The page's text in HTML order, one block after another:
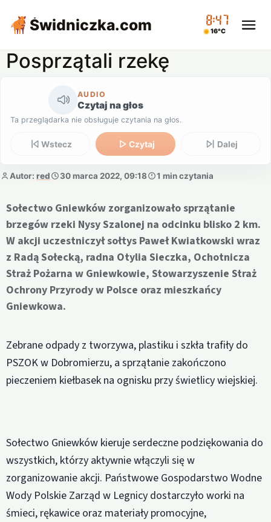
Świdniczka.com 08:47
16°C
Posprzątali rzekę
AUDIO
Czytaj na głos
Ta przeglądarka nie obsługuje czytania na głos.
Wstecz Czytaj Dalej
Autor: red 30 marca 2022, 09:18 1 min czytania
Sołectwo Gniewków zorganizowało sprzątanie
brzegów rzeki Nysy Szalonej na odcinku blisko 2 km.
W akcji uczestniczył sołtys Paweł Kwiatkowski wraz
z Radą Sołecką, radna Otylia Sieczka, Ochotnicza
Straż Pożarna w Gniewkowie, Stowarzyszenie Straż
Ochrony Przyrody w Polsce oraz mieszkańcy
Gniewkowa.
Zebrane odpady z tworzywa, plastiku i szkła trafiły do
PSZOK w Dobromierzu, a sprzątanie zakończono
pieczeniem kiełbasek na ognisku przy świetlicy wiejskiej.
Sołectwo Gniewków kieruje serdeczne podziękowania do
wszystkich, którzy aktywnie włączyli się w
zorganizowanie akcji. Państwowe Gospodarstwo Wodne
Wody Polskie Zarząd w Legnicy dostarczyło worki na
śmieci, rękawice oraz materiały promocyjne,